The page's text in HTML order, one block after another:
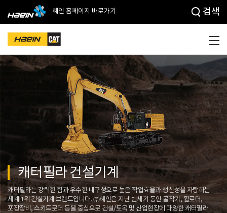
혜인 홈페이지 바로가기 검색
캐터필라 건설기계
캐터필라는 강력한 힘과 우수한 내구성으로 높은 작업효율과 생산성을 자랑하는
세계 1위 건설기계 브랜드입니다. ㈜혜인은 지난 반세기 동안 굴착기, 휠로더,
포장장비, 스키드로더 등을 중심으로 건설/토목 및 산업현장에 다양한 캐터필라